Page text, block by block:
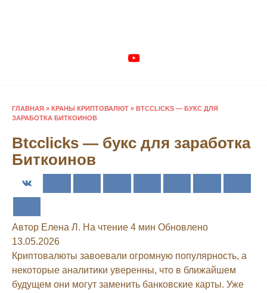
ГЛАВНАЯ » КРАНЫ КРИПТОВАЛЮТ » BTCCLICKS — БУКС ДЛЯ
ЗАРАБОТКА БИТКОИНОВ
Btcclicks — букс для заработка
Биткоинов
Автор Елена Л. На чтение 4 мин Обновлено
13.05.2026
Криптовалюты завоевали огромную популярность, а
некоторые аналитики уверенны, что в ближайшем
будущем они могут заменить банковские карты. Уже